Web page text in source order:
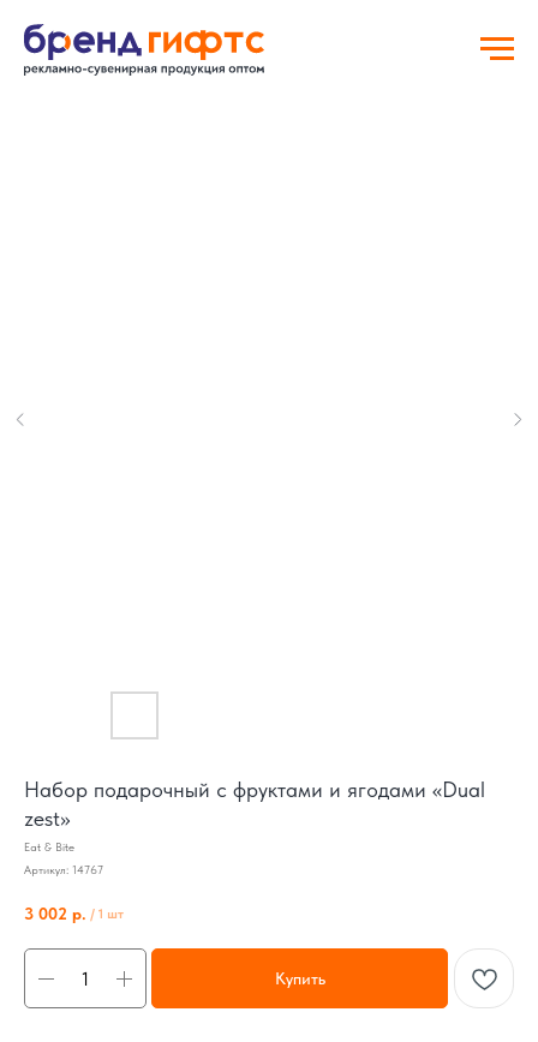
Набор подарочный с фруктами и ягодами «Dual
zest»
Eat & Bite
Артикул: 14767
3 002 р. / 1 шт
Купить